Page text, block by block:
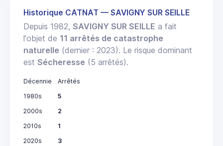
Historique CATNAT — SAVIGNY SUR SEILLE
Depuis 1982, SAVIGNY SUR SEILLE a fait
l'objet de 11 arrêtés de catastrophe
naturelle (dernier : 2023). Le risque dominant
est Sécheresse (5 arrêtés).
Décennie
Arrêtés
1980s
5
2000s
2
2010s
1
2020s
3